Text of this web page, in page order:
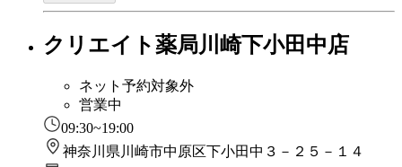
クリエイト薬局川崎下小田中店
ネット予約対象外
営業中
09:30~19:00
神奈川県川崎市中原区下小田中３－２５－１４